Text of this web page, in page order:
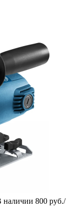
наличии 800 руб./